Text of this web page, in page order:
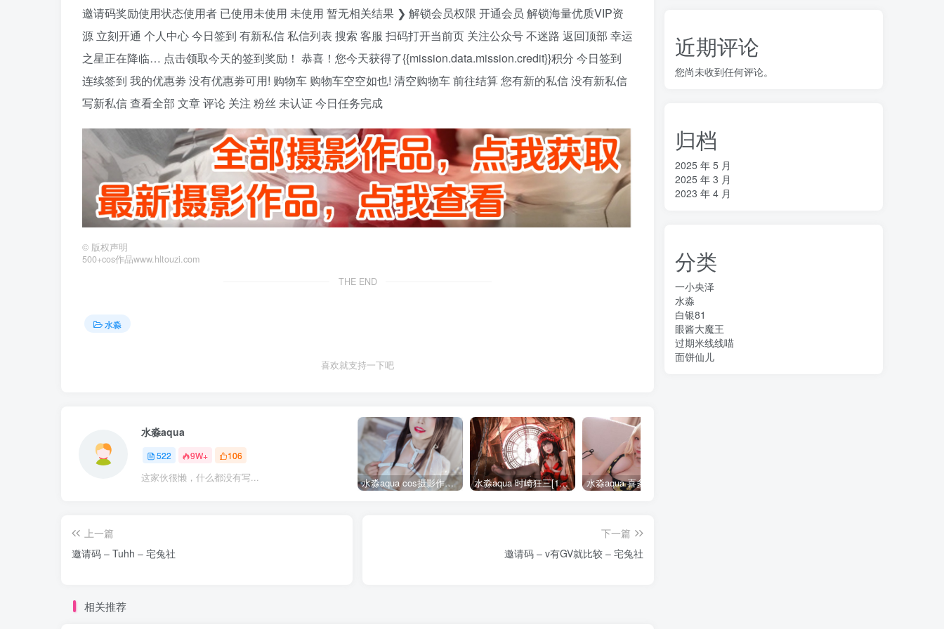
邀请码奖励使用状态使用者 已使用未使用 未使用 暂无相关结果 ❯ 解锁会员权限 开通会员 解锁海量优质VIP资
源 立刻开通 个人中心 今日签到 有新私信 私信列表 搜索 客服 扫码打开当前页 关注公众号 不迷路 返回顶部 幸运
之星正在降临… 点击领取今天的签到奖励！ 恭喜！您今天获得了{{mission.data.mission.credit}}积分 今日签到
连续签到 我的优惠劵 没有优惠劵可用! 购物车 购物车空空如也! 清空购物车 前往结算 您有新的私信 没有新私信
写新私信 查看全部 文章 评论 关注 粉丝 未认证 今日任务完成
© 版权声明
500+cos作品www.hltouzi.com
THE END
水淼
喜欢就支持一下吧
水淼aqua
522 9W+ 106
这家伙很懒，什么都没有写... 水淼aqua cos摄影作品合集155套 水淼aqua 时崎狂三[109P-128MB]
上一篇
邀请码 – Tuhh – 宅兔社
下一篇
邀请码 – v有GV就比较 – 宅兔社
相关推荐
近期评论
您尚未收到任何评论。
归档
2025 年 5 月
2025 年 3 月
2023 年 4 月
分类
一小央泽
水淼
白银81
眼酱大魔王
过期米线线喵
面饼仙儿